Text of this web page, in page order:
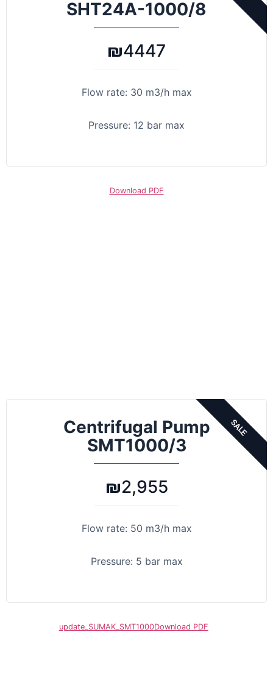
SHT24A-1000/8
₪4447
Flow rate: 30 m3/h max
Pressure: 12 bar max
Download PDF
Centrifugal Pump
SMT1000/3
₪2,955
Flow rate: 50 m3/h max
Pressure: 5 bar max
update_SUMAK_SMT1000Download PDF